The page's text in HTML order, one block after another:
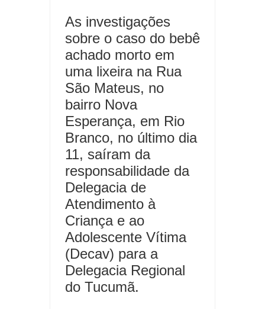
As investigações
sobre o caso do bebê
achado morto em
uma lixeira na Rua
São Mateus, no
bairro Nova
Esperança, em Rio
Branco, no último dia
11, saíram da
responsabilidade da
Delegacia de
Atendimento à
Criança e ao
Adolescente Vítima
(Decav) para a
Delegacia Regional
do Tucumã.